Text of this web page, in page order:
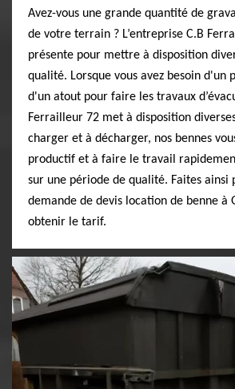
Avez-vous une grande quantité de
de votre terrain ? L’entreprise C.B
présente pour mettre à disposition
qualité. Lorsque vous avez besoin d'un
d'un atout pour faire les travaux
Ferrailleur 72 met à disposition
charger et à décharger, nos bennes
productif et à faire le travail
sur une période de qualité. Faites ainsi
demande de devis location de benne à
obtenir le tarif.